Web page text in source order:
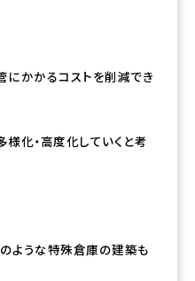
にかかるコストを削減でき
化・高度化していくと考
ような特殊倉庫の建築も